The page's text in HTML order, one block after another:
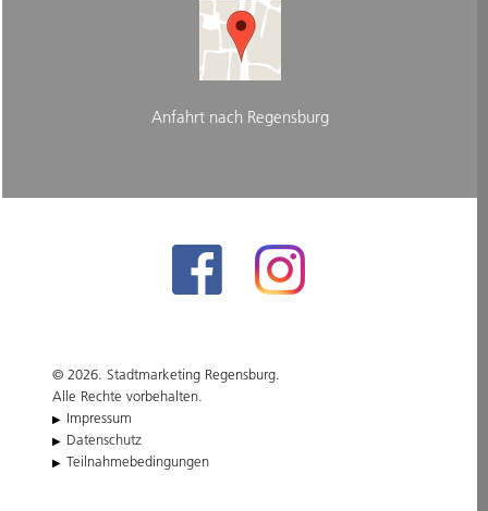
Anfahrt nach Regensburg
© 2026. Stadtmarketing Regensburg.
Alle Rechte vorbehalten.
Impressum
Datenschutz
Teilnahmebedingungen